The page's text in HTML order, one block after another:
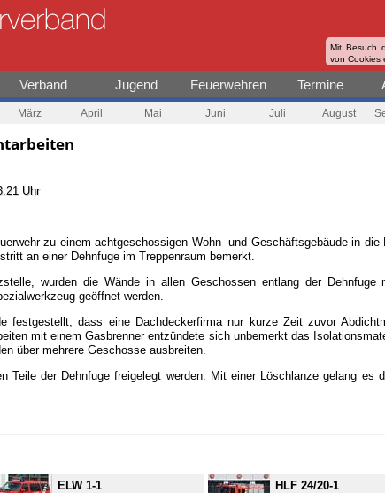
Mit Besuch
von Cookies
Verband Jugend Feuerwehren Termine
März April Mai Juni Juli August
Uhr
zu einem achtgeschossigen Wohn- und Geschäftsgebäude in
an einer Dehnfuge im Treppenraum bemerkt.
wurden die Wände in allen Geschossen entlang der Dehnfuge
geöffnet werden.
festgestellt, dass eine Dachdeckerfirma nur kurze Zeit zuvor
mit einem Gasbrenner entzündete sich unbemerkt das
über mehrere Geschosse ausbreiten.
Teile der Dehnfuge freigelegt werden. Mit einer Löschlanze gelang es
ELW 1-1
HLF 24/20-1